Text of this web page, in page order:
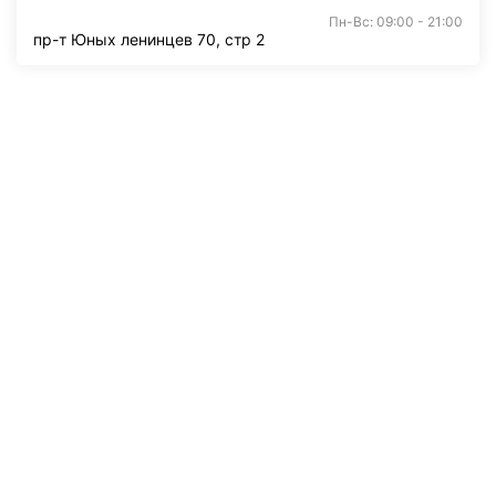
Пн-Вс: 09:00 - 21:00
пр-т Юных ленинцев 70, стр 2